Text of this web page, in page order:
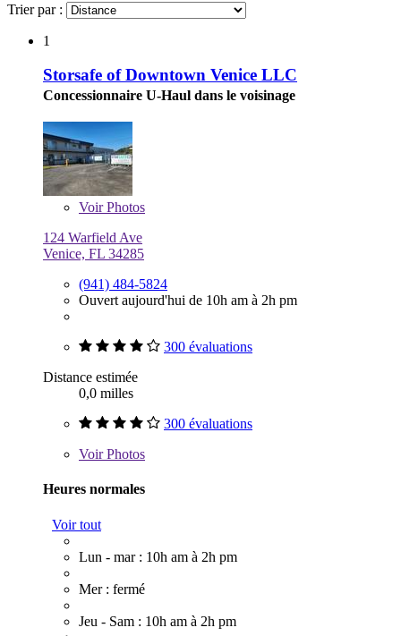
Trier par :
1
Storsafe of Downtown Venice LLC
Concessionnaire U-Haul dans le voisinage
VoirPhotos
124 Warfield Ave
Venice, FL 34285
(941) 484-5824
Ouvert aujourd'hui de 10h am à 2h pm
300 évaluations
Distance estimée
0,0 milles
300 évaluations
VoirPhotos
Heures normales
Voir tout
Lun - mar : 10h am à 2h pm
Mer : fermé
Jeu - Sam : 10h am à 2h pm